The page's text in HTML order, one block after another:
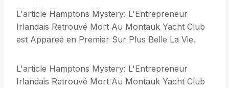
L'article Hamptons Mystery: L'Entrepreneur
Irlandais Retrouvé Mort Au Montauk Yacht Club
est Appareé en Premier Sur Plus Belle La Vie.
L'article Hamptons Mystery: L'Entrepreneur
Irlandais Retrouvé Mort Au Montauk Yacht Club